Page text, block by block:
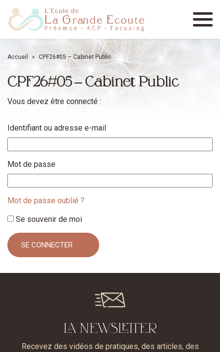
Menu
Accueil » CPF26#05 – Cabinet Public
CPF26#05 – Cabinet Public
Vous devez être connecté :
Identifiant ou adresse e-mail
Mot de passe
Mot de passe oublié ?
Se souvenir de moi
LA NEWSLETTER
Recevez des vidéos de pratiques, des articles, des